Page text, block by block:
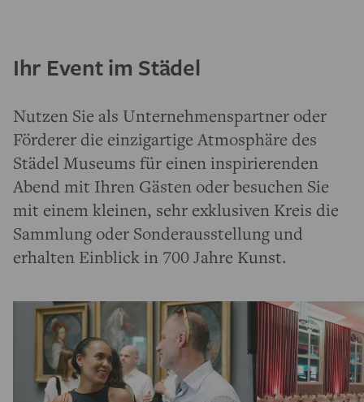
Ihr Event im Städel
Nutzen Sie als Unternehmenspartner oder
Förderer die einzigartige Atmosphäre des
Städel Museums für einen inspirierenden
Abend mit Ihren Gästen oder besuchen Sie
mit einem kleinen, sehr exklusiven Kreis die
Sammlung oder Sonderausstellung und
erhalten Einblick in 700 Jahre Kunst.